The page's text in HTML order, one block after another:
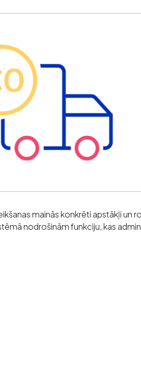
mainās konkrēti apstākļi
nodrošinām funkciju, kas